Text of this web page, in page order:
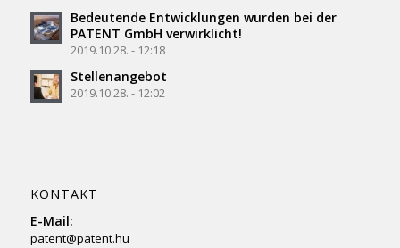
Bedeutende Entwicklungen wurden bei der
PATENT GmbH verwirklicht!
2019.10.28. - 12:18
Stellenangebot
2019.10.28. - 12:02
KONTAKT
E-Mail:
patent@patent.hu